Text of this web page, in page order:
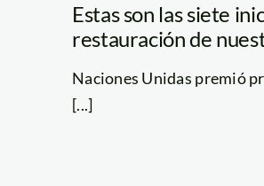
Estas son las siete
restauración de
Naciones Unidas premió
[...]